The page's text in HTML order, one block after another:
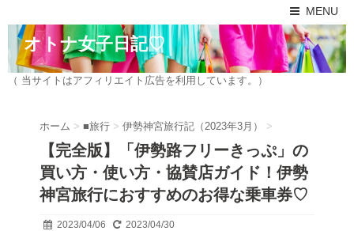
MENU
オトナ女子日記♡
（ 当サイトはアフィリエイト広告を利用しています。）
ホーム > ■旅行 > 伊勢神宮旅行記（2023年3月） >
【完全版】「伊勢路フリーきっぷ」の
買い方・使い方・協賛店ガイド！伊勢
神宮旅行におすすめのお得な乗車券♡
2023/04/06 2023/04/30